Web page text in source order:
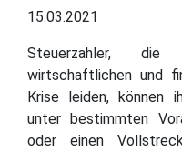
15.03.2021
Steuerzahler,
wirtschaftlichen und
Krise leiden, können
unter bestimmten
oder einen